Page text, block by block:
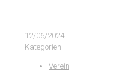
12/06/2024
Kategorien
Verein